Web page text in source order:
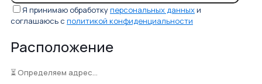
Я принимаю обработкуперсональных данных и
соглашаюсь с политикой конфиденциальности
Расположение
⏳ Определяем адрес...